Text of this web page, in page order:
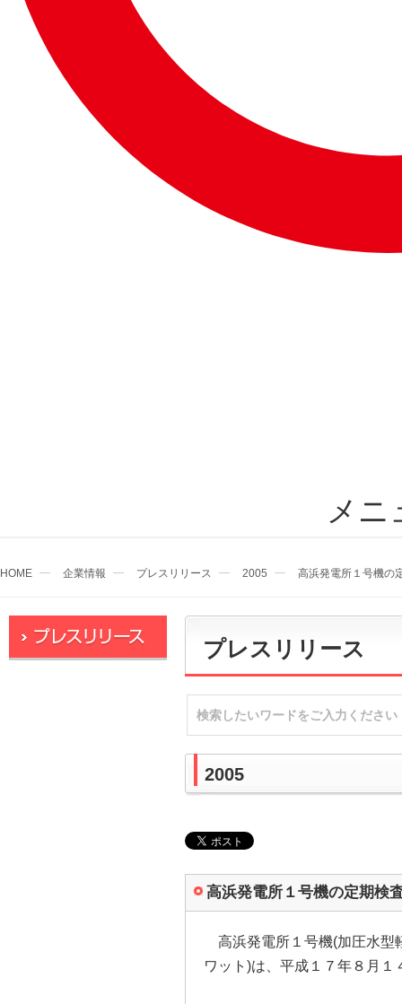
メニ
HOME 企業情報 プレスリリース 2005 高浜発電所１号機の
プレスリリース
2005
高浜発電所１号機の定期検
高浜発電所１号機(加圧水型
ワット)は、平成１７年８月